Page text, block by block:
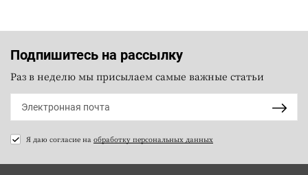
Подпишитесь на рассылку
Раз в неделю мы присылаем самые важные статьи
Я даю согласие на обработку персональных данных